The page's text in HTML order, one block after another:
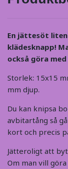
En jättesöt
klädesknapp!
också göra
Storlek: 15x15
mm djup.
Du kan knipsa
avbitartång så
kort och precis
Jätteroligt att
Om man vill